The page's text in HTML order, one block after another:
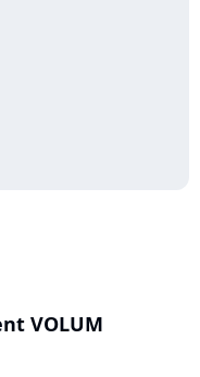
VOLUM